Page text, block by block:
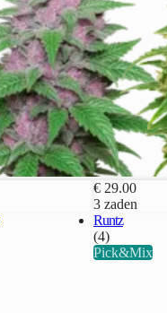
€ 29.00
3 zaden
Runtz
(4)
Pick&Mix